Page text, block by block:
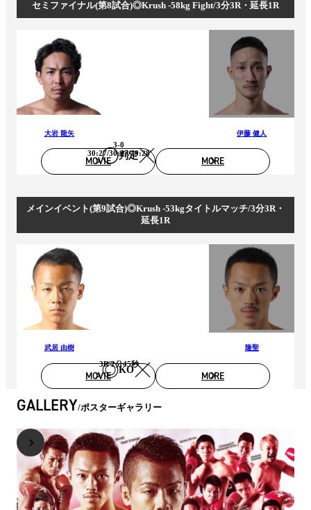
セミファイナル(第8試合)◎Krush -58kg Fight/3分3R・延長1R
大岩 龍矢
判定
3-0
30:27/30:27/29:28
伊藤 健人
MOVIE MORE
メインイベント(第9試合)◎Krush -53kgタイトルマッチ/3分3R・
延長1R
武居 由樹
KO
3R 2分45秒
隆聖
MOVIE MORE
GALLERY ポスターギャラリー